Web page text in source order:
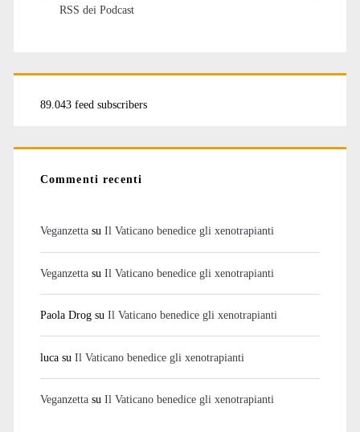
RSS dei Podcast
89.043 feed subscribers
Commenti recenti
Veganzettasu Il Vaticano benedice gli xenotrapianti
Veganzettasu Il Vaticano benedice gli xenotrapianti
Paola Drogsu Il Vaticano benedice gli xenotrapianti
lucasu Il Vaticano benedice gli xenotrapianti
Veganzettasu Il Vaticano benedice gli xenotrapianti